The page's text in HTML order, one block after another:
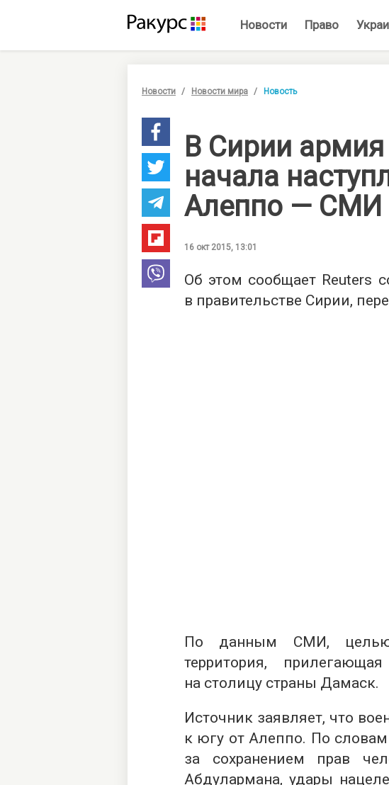
Новости Право
Новости Новости мира Новость
В Сирии
начала
Алеппо — СМИ
16 окт 2015, 13:01
Об этом сообщает Reuters
в правительстве Сирии,
По данным СМИ, целью
территория,
на столицу страны Дамаск.
Источник заявляет, что
к югу от Алеппо. По
за сохранением прав
Абдулармана, удары